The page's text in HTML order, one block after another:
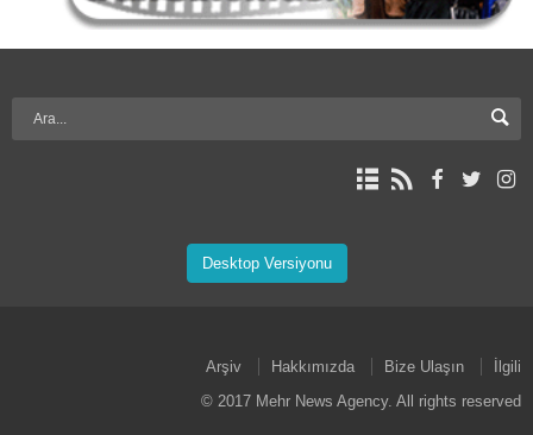
Desktop Versiyonu
Arşiv Hakkımızda Bize Ulaşın
İlgili
© 2017 Mehr News Agency. All rights reserved